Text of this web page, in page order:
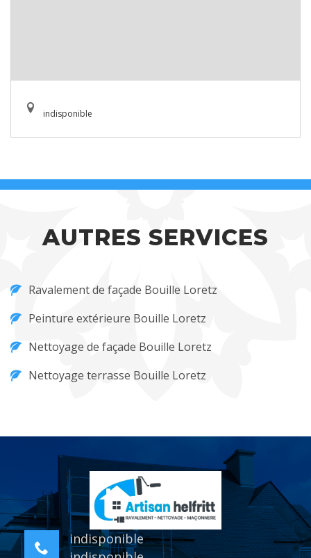
indisponible
AUTRES SERVICES
Ravalement de façade Bouille Loretz
Peinture extérieure Bouille Loretz
Nettoyage de façade Bouille Loretz
Nettoyage terrasse Bouille Loretz
indisponible